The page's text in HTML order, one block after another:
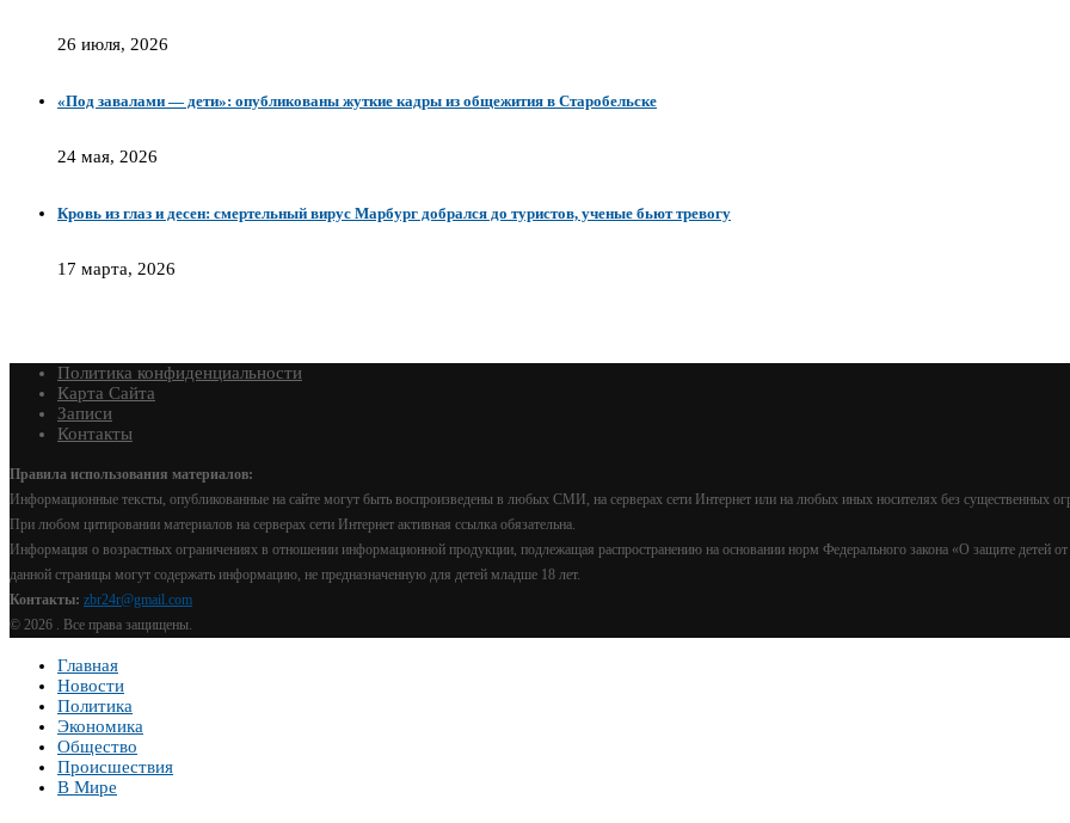
26 июля, 2026
«Под завалами — дети»: опубликованы жуткие кадры из общежития в Старобельске
24 мая, 2026
Кровь из глаз и десен: смертельный вирус Марбург добрался до туристов, ученые бьют тревогу
17 марта, 2026
Политика конфиденциальности
Карта Сайта
Записи
Контакты
Правила использования материалов:
Информационные тексты, опубликованные на сайте могут быть воспроизведены в любых СМИ, на серверах сети Интернет или на любых иных носителях без существенных
При любом цитировании материалов на серверах сети Интернет активная ссылка обязательна.
Информация о возрастных ограничениях в отношении информационной продукции, подлежащая распространению на основании норм Федерального закона «О защите
данной страницы могут содержать информацию, не предназначенную для детей младше 18 лет.
Контакты: zbr24r@gmail.com
© 2026 . Все права защищены.
Главная
Новости
Политика
Экономика
Общество
Происшествия
В Мире